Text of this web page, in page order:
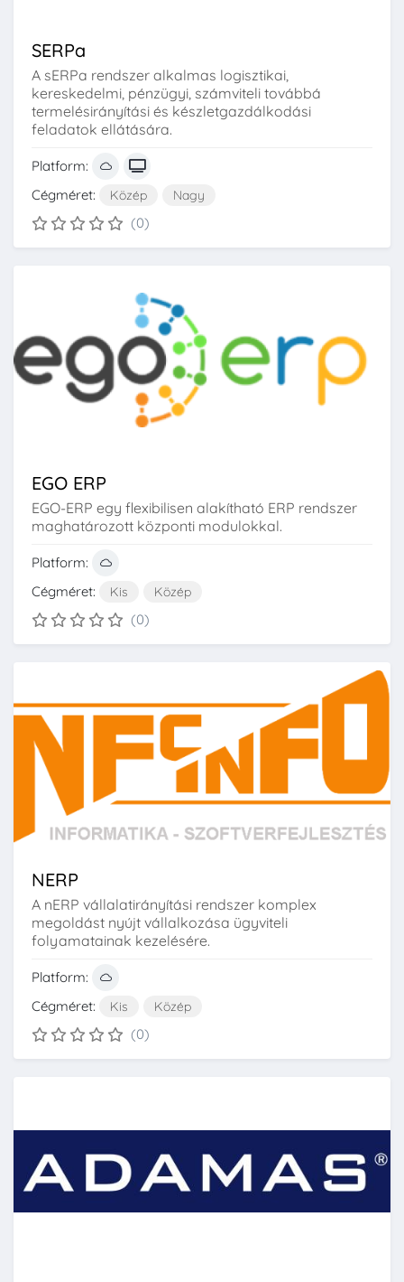
SERPa
A sERPa rendszer alkalmas logisztikai,
kereskedelmi, pénzügyi, számviteli továbbá
termelésirányítási és készletgazdálkodási
feladatok ellátására.
Platform:
Cégméret:
Közép Nagy
(0)
EGO ERP
EGO-ERP egy flexibilisen alakítható ERP rendszer
maghatározott központi modulokkal.
Platform:
Cégméret:
Kis Közép
(0)
NERP
A nERP vállalatirányítási rendszer komplex
megoldást nyújt vállalkozása ügyviteli
folyamatainak kezelésére.
Platform:
Cégméret:
Kis Közép
(0)